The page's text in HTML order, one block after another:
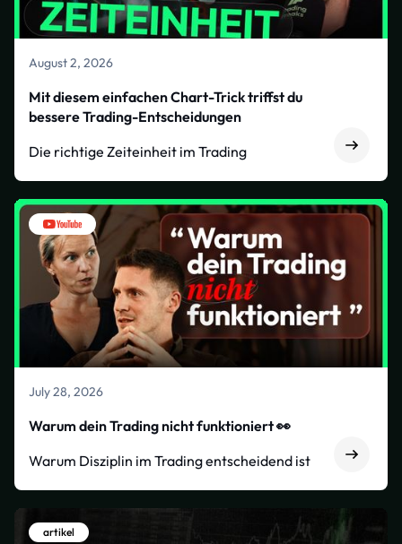
August 2, 2026
Mit diesem einfachen Chart-Trick triffst du
bessere Trading-Entscheidungen
Die richtige Zeiteinheit im Trading
July 28, 2026
Warum dein Trading nicht funktioniert 👀
Warum Disziplin im Trading entscheidend ist
artikel